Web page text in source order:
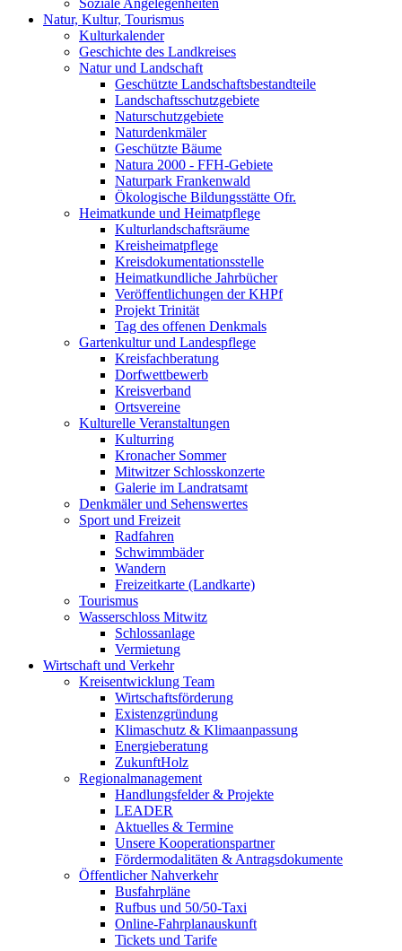
Soziale Angelegenheiten
Natur, Kultur, Tourismus
Kulturkalender
Geschichte des Landkreises
Natur und Landschaft
Geschützte Landschaftsbestandteile
Landschaftsschutzgebiete
Naturschutzgebiete
Naturdenkmäler
Geschützte Bäume
Natura 2000 - FFH-Gebiete
Naturpark Frankenwald
Ökologische Bildungsstätte Ofr.
Heimatkunde und Heimatpflege
Kulturlandschaftsräume
Kreisheimatpflege
Kreisdokumentationsstelle
Heimatkundliche Jahrbücher
Veröffentlichungen der KHPf
Projekt Trinität
Tag des offenen Denkmals
Gartenkultur und Landespflege
Kreisfachberatung
Dorfwettbewerb
Kreisverband
Ortsvereine
Kulturelle Veranstaltungen
Kulturring
Kronacher Sommer
Mitwitzer Schlosskonzerte
Galerie im Landratsamt
Denkmäler und Sehenswertes
Sport und Freizeit
Radfahren
Schwimmbäder
Wandern
Freizeitkarte (Landkarte)
Tourismus
Wasserschloss Mitwitz
Schlossanlage
Vermietung
Wirtschaft und Verkehr
Kreisentwicklung Team
Wirtschaftsförderung
Existenzgründung
Klimaschutz & Klimaanpassung
Energieberatung
ZukunftHolz
Regionalmanagement
Handlungsfelder & Projekte
LEADER
Aktuelles & Termine
Unsere Kooperationspartner
Fördermodalitäten & Antragsdokumente
Öffentlicher Nahverkehr
Busfahrpläne
Rufbus und 50/50-Taxi
Online-Fahrplanauskunft
Tickets und Tarife